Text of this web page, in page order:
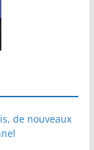
de nouveaux